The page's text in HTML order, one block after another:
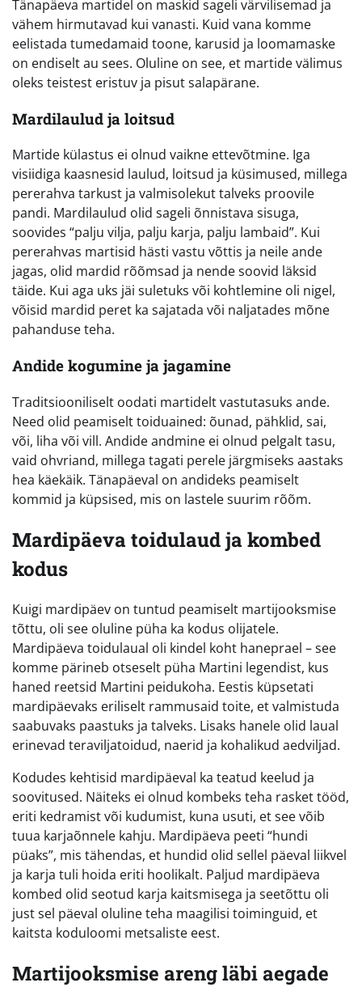
Tänapäeva martidel on maskid sageli värvilisemad ja
vähem hirmutavad kui vanasti. Kuid vana komme
eelistada tumedamaid toone, karusid ja loomamaske
on endiselt au sees. Oluline on see, et martide välimus
oleks teistest eristuv ja pisut salapärane.
Mardilaulud ja loitsud
Martide külastus ei olnud vaikne ettevõtmine. Iga
visiidiga kaasnesid laulud, loitsud ja küsimused, millega
pererahva tarkust ja valmisolekut talveks proovile
pandi. Mardilaulud olid sageli õnnistava sisuga,
soovides “palju vilja, palju karja, palju lambaid”. Kui
pererahvas martisid hästi vastu võttis ja neile ande
jagas, olid mardid rõõmsad ja nende soovid läksid
täide. Kui aga uks jäi suletuks või kohtlemine oli nigel,
võisid mardid peret ka sajatada või naljatades mõne
pahanduse teha.
Andide kogumine ja jagamine
Traditsiooniliselt oodati martidelt vastutasuks ande.
Need olid peamiselt toiduained: õunad, pähklid, sai,
või, liha või vill. Andide andmine ei olnud pelgalt tasu,
vaid ohvriand, millega tagati perele järgmiseks aastaks
hea käekäik. Tänapäeval on andideks peamiselt
kommid ja küpsised, mis on lastele suurim rõõm.
Mardipäeva toidulaud ja kombed
kodus
Kuigi mardipäev on tuntud peamiselt martijooksmise
tõttu, oli see oluline püha ka kodus olijatele.
Mardipäeva toidulaual oli kindel koht haneprael – see
komme pärineb otseselt püha Martini legendist, kus
haned reetsid Martini peidukoha. Eestis küpsetati
mardipäevaks eriliselt rammusaid toite, et valmistuda
saabuvaks paastuks ja talveks. Lisaks hanele olid laual
erinevad teraviljatoidud, naerid ja kohalikud aedviljad.
Kodudes kehtisid mardipäeval ka teatud keelud ja
soovitused. Näiteks ei olnud kombeks teha rasket tööd,
eriti kedramist või kudumist, kuna usuti, et see võib
tuua karjaõnnele kahju. Mardipäeva peeti “hundi
püaks”, mis tähendas, et hundid olid sellel päeval liikvel
ja karja tuli hoida eriti hoolikalt. Paljud mardipäeva
kombed olid seotud karja kaitsmisega ja seetõttu oli
just sel päeval oluline teha maagilisi toiminguid, et
kaitsta koduloomi metsaliste eest.
Martijooksmise areng läbi aegade